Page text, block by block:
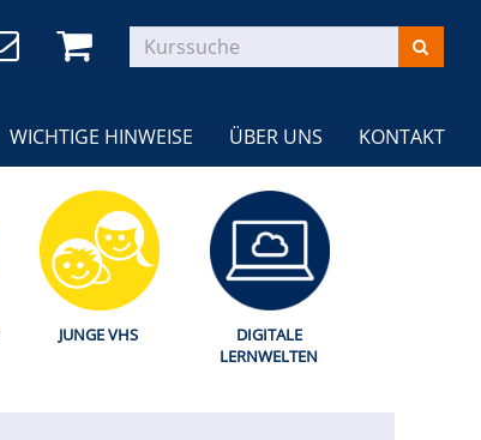
WICHTIGE HINWEISE ÜBER UNS KONTAKT
JUNGE VHS
DIGITALE
LERNWELTEN